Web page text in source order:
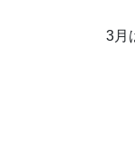
3月